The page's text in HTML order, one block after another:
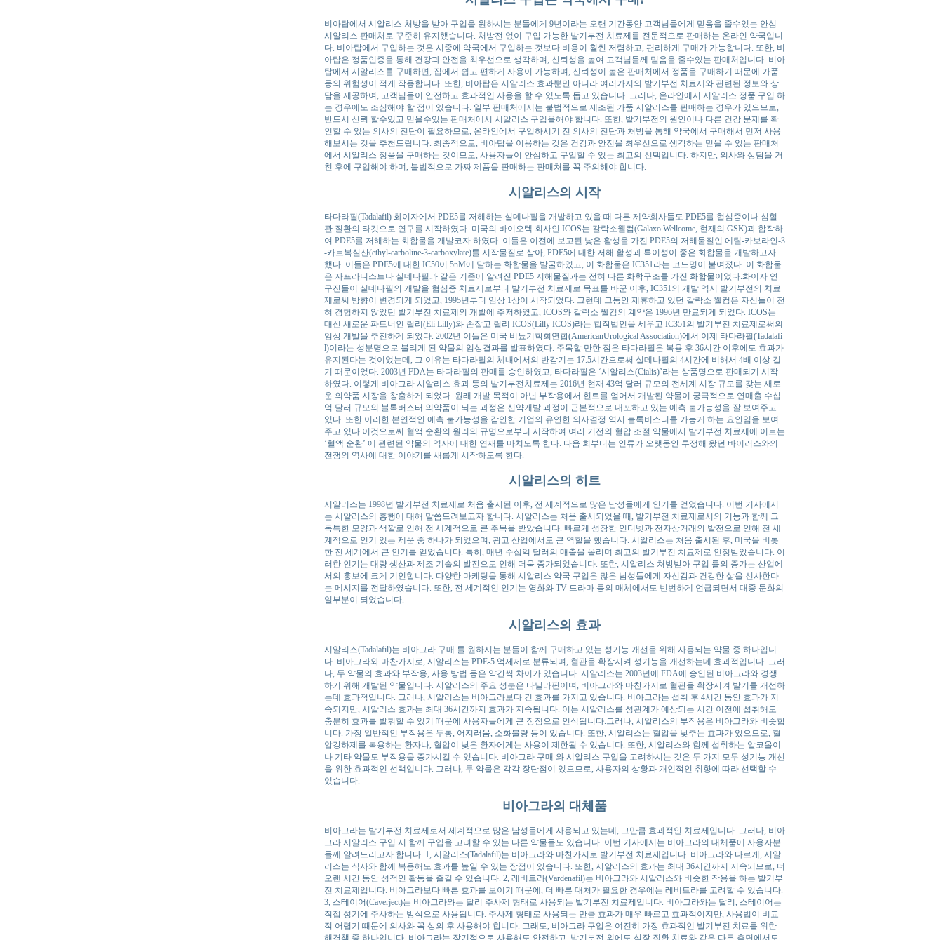
비아탑에서 시알리스 처방을 받아 구입을 원하시는 분들에게 9년이라는 오랜 기간동안 고객님들에게 믿음을 줄수있는 안심
시알리스 판매처로 꾸준히 유지했습니다. 처방전 없이 구입 가능한 발기부전 치료제를 전문적으로 판매하는 온라인 약국입니
다. 비아탑에서 구입하는 것은 시중에 약국에서 구입하는 것보다 비용이 훨씬 저렴하고, 편리하게 구매가 가능합니다. 또한, 비
아탑은 정품인증을 통해 건강과 안전을 최우선으로 생각하며, 신뢰성을 높여 고객님들께 믿음을 줄수있는 판매처입니다. 비아
탑에서 시알리스를 구매하면, 집에서 쉽고 편하게 사용이 가능하며, 신뢰성이 높은 판매처에서 정품을 구매하기 때문에 가품
등의 위험성이 적게 작용합니다. 또한, 비아탑은 시알리스 효과뿐만 아니라 여러가지의 발기부전 치료제와 관련된 정보와 상
담을 제공하여, 고객님들이 안전하고 효과적인 사용을 할 수 있도록 돕고 있습니다. 그러나, 온라인에서 시알리스 정품 구입 하
는 경우에도 조심해야 할 점이 있습니다. 일부 판매처에서는 불법적으로 제조된 가품 시알리스를 판매하는 경우가 있으므로,
반드시 신뢰 할수있고 믿을수있는 판매처에서 시알리스 구입을해야 합니다. 또한, 발기부전의 원인이나 다른 건강 문제를 확
인할 수 있는 의사의 진단이 필요하므로, 온라인에서 구입하시기 전 의사의 진단과 처방을 통해 약국에서 구매해서 먼저 사용
해보시는 것을 추천드립니다. 최종적으로, 비아탑을 이용하는 것은 건강과 안전을 최우선으로 생각하는 믿을 수 있는 판매처
에서 시알리스 정품을 구매하는 것이므로, 사용자들이 안심하고 구입할 수 있는 최고의 선택입니다. 하지만, 의사와 상담을 거
친 후에 구입해야 하며, 불법적으로 가짜 제품을 판매하는 판매처를 꼭 주의해야 합니다.
시알리스의 시작
타다라필(Tadalafil) 화이자에서 PDE5를 저해하는 실데나필을 개발하고 있을 때 다른 제약회사들도 PDE5를 협심증이나 심혈
관 질환의 타깃으로 연구를 시작하였다. 미국의 바이오텍 회사인 ICOS는 갈락소웰컴(Galaxo Wellcome, 현재의 GSK)과 합작하
여 PDE5를 저해하는 화합물을 개발코자 하였다. 이들은 이전에 보고된 낮은 활성을 가진 PDE5의 저해물질인 에틸-카보라인-3
-카르복실산(ethyl-carboline-3-carboxylate)를 시작물질로 삼아, PDE5에 대한 저해 활성과 특이성이 좋은 화합물을 개발하고자
했다. 이들은 PDE5에 대한 IC50이 5nM에 달하는 화합물을 발굴하였고, 이 화합물은 IC351라는 코드명이 붙여졌다. 이 화합물
은 자프라니스트나 실데나필과 같은 기존에 알려진 PDE5 저해물질과는 전혀 다른 화학구조를 가진 화합물이었다.화이자 연
구진들이 실데나필의 개발을 협심증 치료제로부터 발기부전 치료제로 목표를 바꾼 이후, IC351의 개발 역시 발기부전의 치료
제로써 방향이 변경되게 되었고, 1995년부터 임상 1상이 시작되었다. 그런데 그동안 제휴하고 있던 갈락소 웰컴은 자신들이 전
혀 경험하지 않았던 발기부전 치료제의 개발에 주저하였고, ICOS와 갈락소 웰컴의 계약은 1996년 만료되게 되었다. ICOS는
대신 새로운 파트너인 릴리(Eli Lilly)와 손잡고 릴리 ICOS(Lilly ICOS)라는 합작법인을 세우고 IC351의 발기부전 치료제로써의
임상 개발을 추진하게 되었다. 2002년 이들은 미국 비뇨기학회연합(AmericanUrological Association)에서 이제 타다라필(Tadalafi
l)이라는 성분명으로 불리게 된 약물의 임상결과를 발표하였다. 주목할 만한 점은 타다라필은 복용 후 36시간 이후에도 효과가
유지된다는 것이었는데, 그 이유는 타다라필의 체내에서의 반감기는 17.5시간으로써 실데나필의 4시간에 비해서 4배 이상 길
기 때문이었다. 2003년 FDA는 타다라필의 판매를 승인하였고, 타다라필은 ‘시알리스(Cialis)’라는 상품명으로 판매되기 시작
하였다. 이렇게 비아그라 시알리스 효과 등의 발기부전치료제는 2016년 현재 43억 달러 규모의 전세계 시장 규모를 갖는 새로
운 의약품 시장을 창출하게 되었다. 원래 개발 목적이 아닌 부작용에서 힌트를 얻어서 개발된 약물이 궁극적으로 연매출 수십
억 달러 규모의 블록버스터 의약품이 되는 과정은 신약개발 과정이 근본적으로 내포하고 있는 예측 불가능성을 잘 보여주고
있다. 또한 이러한 본연적인 예측 불가능성을 감안한 기업의 유연한 의사결정 역시 블록버스터를 가능케 하는 요인임을 보여
주고 있다.이것으로써 혈액 순환의 원리의 규명으로부터 시작하여 여러 기전의 혈압 조절 약물에서 발기부전 치료제에 이르는
‘혈액 순환’ 에 관련된 약물의 역사에 대한 연재를 마치도록 한다. 다음 회부터는 인류가 오랫동안 투쟁해 왔던 바이러스와의
전쟁의 역사에 대한 이야기를 새롭게 시작하도록 한다.
시알리스의 히트
시알리스는 1998년 발기부전 치료제로 처음 출시된 이후, 전 세계적으로 많은 남성들에게 인기를 얻었습니다. 이번 기사에서
는 시알리스의 흥행에 대해 말씀드려보고자 합니다. 시알리스는 처음 출시되었을 때, 발기부전 치료제로서의 기능과 함께 그
독특한 모양과 색깔로 인해 전 세계적으로 큰 주목을 받았습니다. 빠르게 성장한 인터넷과 전자상거래의 발전으로 인해 전 세
계적으로 인기 있는 제품 중 하나가 되었으며, 광고 산업에서도 큰 역할을 했습니다. 시알리스는 처음 출시된 후, 미국을 비롯
한 전 세계에서 큰 인기를 얻었습니다. 특히, 매년 수십억 달러의 매출을 올리며 최고의 발기부전 치료제로 인정받았습니다. 이
러한 인기는 대량 생산과 제조 기술의 발전으로 인해 더욱 증가되었습니다. 또한, 시알리스 처방받아 구입 률의 증가는 산업에
서의 홍보에 크게 기인합니다. 다양한 마케팅을 통해 시알리스 약국 구입은 많은 남성들에게 자신감과 건강한 삶을 선사한다
는 메시지를 전달하였습니다. 또한, 전 세계적인 인기는 영화와 TV 드라마 등의 매체에서도 빈번하게 언급되면서 대중 문화의
일부분이 되었습니다.
시알리스의 효과
시알리스(Tadalafil)는 비아그라 구매 를 원하시는 분들이 함께 구매하고 있는 성기능 개선을 위해 사용되는 약물 중 하나입니
다. 비아그라와 마찬가지로, 시알리스는 PDE-5 억제제로 분류되며, 혈관을 확장시켜 성기능을 개선하는데 효과적입니다. 그러
나, 두 약물의 효과와 부작용, 사용 방법 등은 약간씩 차이가 있습니다. 시알리스는 2003년에 FDA에 승인된 비아그라와 경쟁
하기 위해 개발된 약물입니다. 시알리스의 주요 성분은 타닐라핀이며, 비아그라와 마찬가지로 혈관을 확장시켜 발기를 개선하
는데 효과적입니다. 그러나, 시알리스는 비아그라보다 긴 효과를 가지고 있습니다. 비아그라는 섭취 후 4시간 동안 효과가 지
속되지만, 시알리스 효과는 최대 36시간까지 효과가 지속됩니다. 이는 시알리스를 성관계가 예상되는 시간 이전에 섭취해도
충분히 효과를 발휘할 수 있기 때문에 사용자들에게 큰 장점으로 인식됩니다.그러나, 시알리스의 부작용은 비아그라와 비슷합
니다. 가장 일반적인 부작용은 두통, 어지러움, 소화불량 등이 있습니다. 또한, 시알리스는 혈압을 낮추는 효과가 있으므로, 혈
압강하제를 복용하는 환자나, 혈압이 낮은 환자에게는 사용이 제한될 수 있습니다. 또한, 시알리스와 함께 섭취하는 알코올이
나 기타 약물도 부작용을 증가시킬 수 있습니다. 비아그라 구매 와 시알리스 구입을 고려하시는 것은 두 가지 모두 성기능 개선
을 위한 효과적인 선택입니다. 그러나, 두 약물은 각각 장단점이 있으므로, 사용자의 상황과 개인적인 취향에 따라 선택할 수
있습니다.
비아그라의 대체품
비아그라는 발기부전 치료제로서 세계적으로 많은 남성들에게 사용되고 있는데, 그만큼 효과적인 치료제입니다. 그러나, 비아
그라 시알리스 구입 시 함께 구입을 고려할 수 있는 다른 약물들도 있습니다. 이번 기사에서는 비아그라의 대체품에 사용자분
들께 알려드리고자 합니다. 1, 시알리스(Tadalafil)는 비아그라와 마찬가지로 발기부전 치료제입니다. 비아그라와 다르게, 시알
리스는 식사와 함께 복용해도 효과를 높일 수 있는 장점이 있습니다. 또한, 시알리스의 효과는 최대 36시간까지 지속되므로, 더
오랜 시간 동안 성적인 활동을 즐길 수 있습니다. 2, 레비트라(Vardenafil)는 비아그라와 시알리스와 비슷한 작용을 하는 발기부
전 치료제입니다. 비아그라보다 빠른 효과를 보이기 때문에, 더 빠른 대처가 필요한 경우에는 레비트라를 고려할 수 있습니다.
3, 스테이어(Caverject)는 비아그라와는 달리 주사제 형태로 사용되는 발기부전 치료제입니다. 비아그라와는 달리, 스테이어는
직접 성기에 주사하는 방식으로 사용됩니다. 주사제 형태로 사용되는 만큼 효과가 매우 빠르고 효과적이지만, 사용법이 비교
적 어렵기 때문에 의사와 꼭 상의 후 사용해야 합니다. 그래도, 비아그라 구입은 여전히 가장 효과적인 발기부전 치료를 위한
해결책 중 하나입니다. 비아그라는 장기적으로 사용해도 안전하고, 발기부전 외에도 심장 질환 치료와 같은 다른 측면에서도